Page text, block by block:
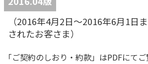
ご契約者さま
保険をご検討中のお客さま
保険をご検討中のお客さま
法人のお客さま
（2016年4月2日～2016年6月1日
されたお客さま）
「ご契約のしおり・約款」はPDFにてご